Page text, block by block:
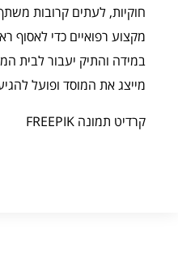
חוקיות, לעתים קרובות
מקצוע רפואיים כדי לאסוף
במידה והתיק יעבור לבית
מייצג את המוסד ופועל
קרדיט תמונה FREEPIK